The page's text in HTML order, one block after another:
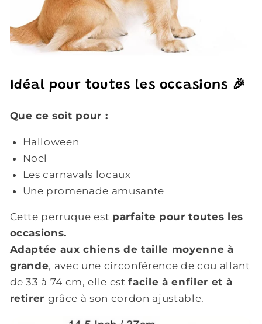
Idéal pour toutes les occasions 🎉
Que ce soit pour :
Halloween
Noël
Les carnavals locaux
Une promenade amusante
Cette perruque est parfaite pour toutes les
occasions.
Adaptée aux chiens de taille moyenne à
grande, avec une circonférence de cou allant
de 33 à 74 cm, elle estfacile à enfiler et à
retirer grâce à son cordon ajustable.